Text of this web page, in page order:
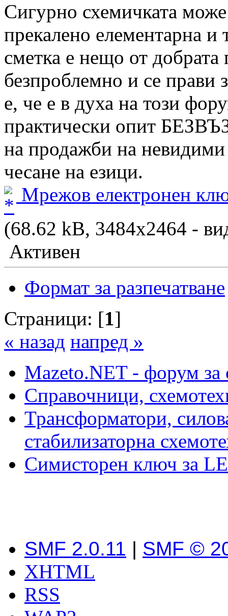
Сигурно схемичката
прекалено елементарна и
сметка е нещо от
безпроблемно и се прави
е, че е в духа на този
практически опит
на продажби на
чесане на езици.
Мрежов електронен
(68.62 kB, 3484x2464 -
Активен
Формат за разпечатване
Страници: [1]
« назад напред »
Mazeto.NET - форум за
Справочници,
Трансформатори,
стабилизаторна
Симисторен ключ за
SMF 2.0.11 | SMF ©
XHTML
RSS